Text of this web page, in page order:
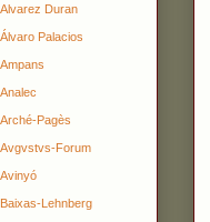
Alvarez Duran
Álvaro Palacios
Ampans
Analec
Arché-Pagès
Avgvstvs-Forum
Avinyó
Baixas-Lehnberg